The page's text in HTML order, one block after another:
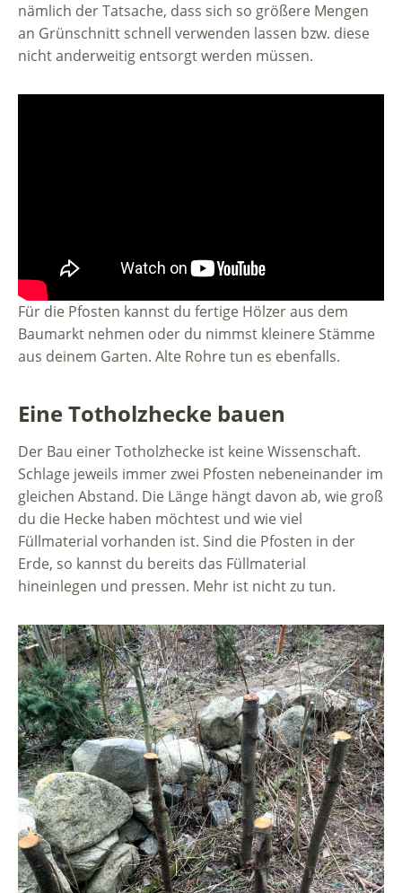
nämlich der Tatsache, dass sich so größere Mengen
an Grünschnitt schnell verwenden lassen bzw. diese
nicht anderweitig entsorgt werden müssen.
Für die Pfosten kannst du fertige Hölzer aus dem
Baumarkt nehmen oder du nimmst kleinere Stämme
aus deinem Garten. Alte Rohre tun es ebenfalls.
Eine Totholzhecke bauen
Der Bau einer Totholzhecke ist keine Wissenschaft.
Schlage jeweils immer zwei Pfosten nebeneinander im
gleichen Abstand. Die Länge hängt davon ab, wie groß
du die Hecke haben möchtest und wie viel
Füllmaterial vorhanden ist. Sind die Pfosten in der
Erde, so kannst du bereits das Füllmaterial
hineinlegen und pressen. Mehr ist nicht zu tun.